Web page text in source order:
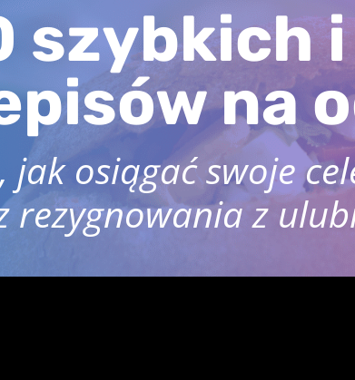
szybkich
na
jak osiągać swoje
rezygnowania z